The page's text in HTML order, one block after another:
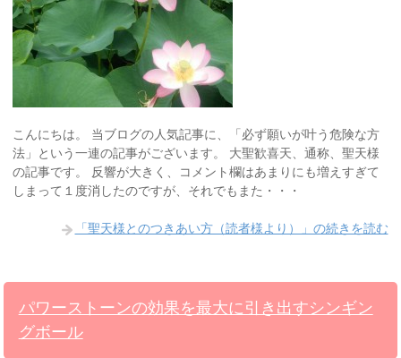
こんにちは。 当ブログの人気記事に、「必ず願いが叶う危険な方
法」という一連の記事がございます。 大聖歓喜天、通称、聖天様
の記事です。 反響が大きく、コメント欄はあまりにも増えすぎて
しまって１度消したのですが、それでもまた・・・
「聖天様とのつきあい方（読者様より）」の続きを読む
パワーストーンの効果を最大に引き出すシンギン
グボール